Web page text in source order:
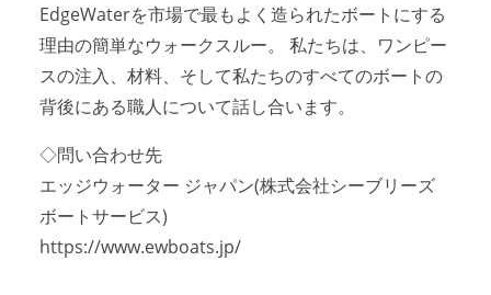
EdgeWaterを市場で最もよく造られたボートにする
理由の簡単なウォークスルー。 私たちは、ワンピー
スの注入、材料、そして私たちのすべてのボートの
背後にある職人について話し合います。
◇問い合わせ先
エッジウォーター ジャパン(株式会社シーブリーズ
ボートサービス)
https://www.ewboats.jp/